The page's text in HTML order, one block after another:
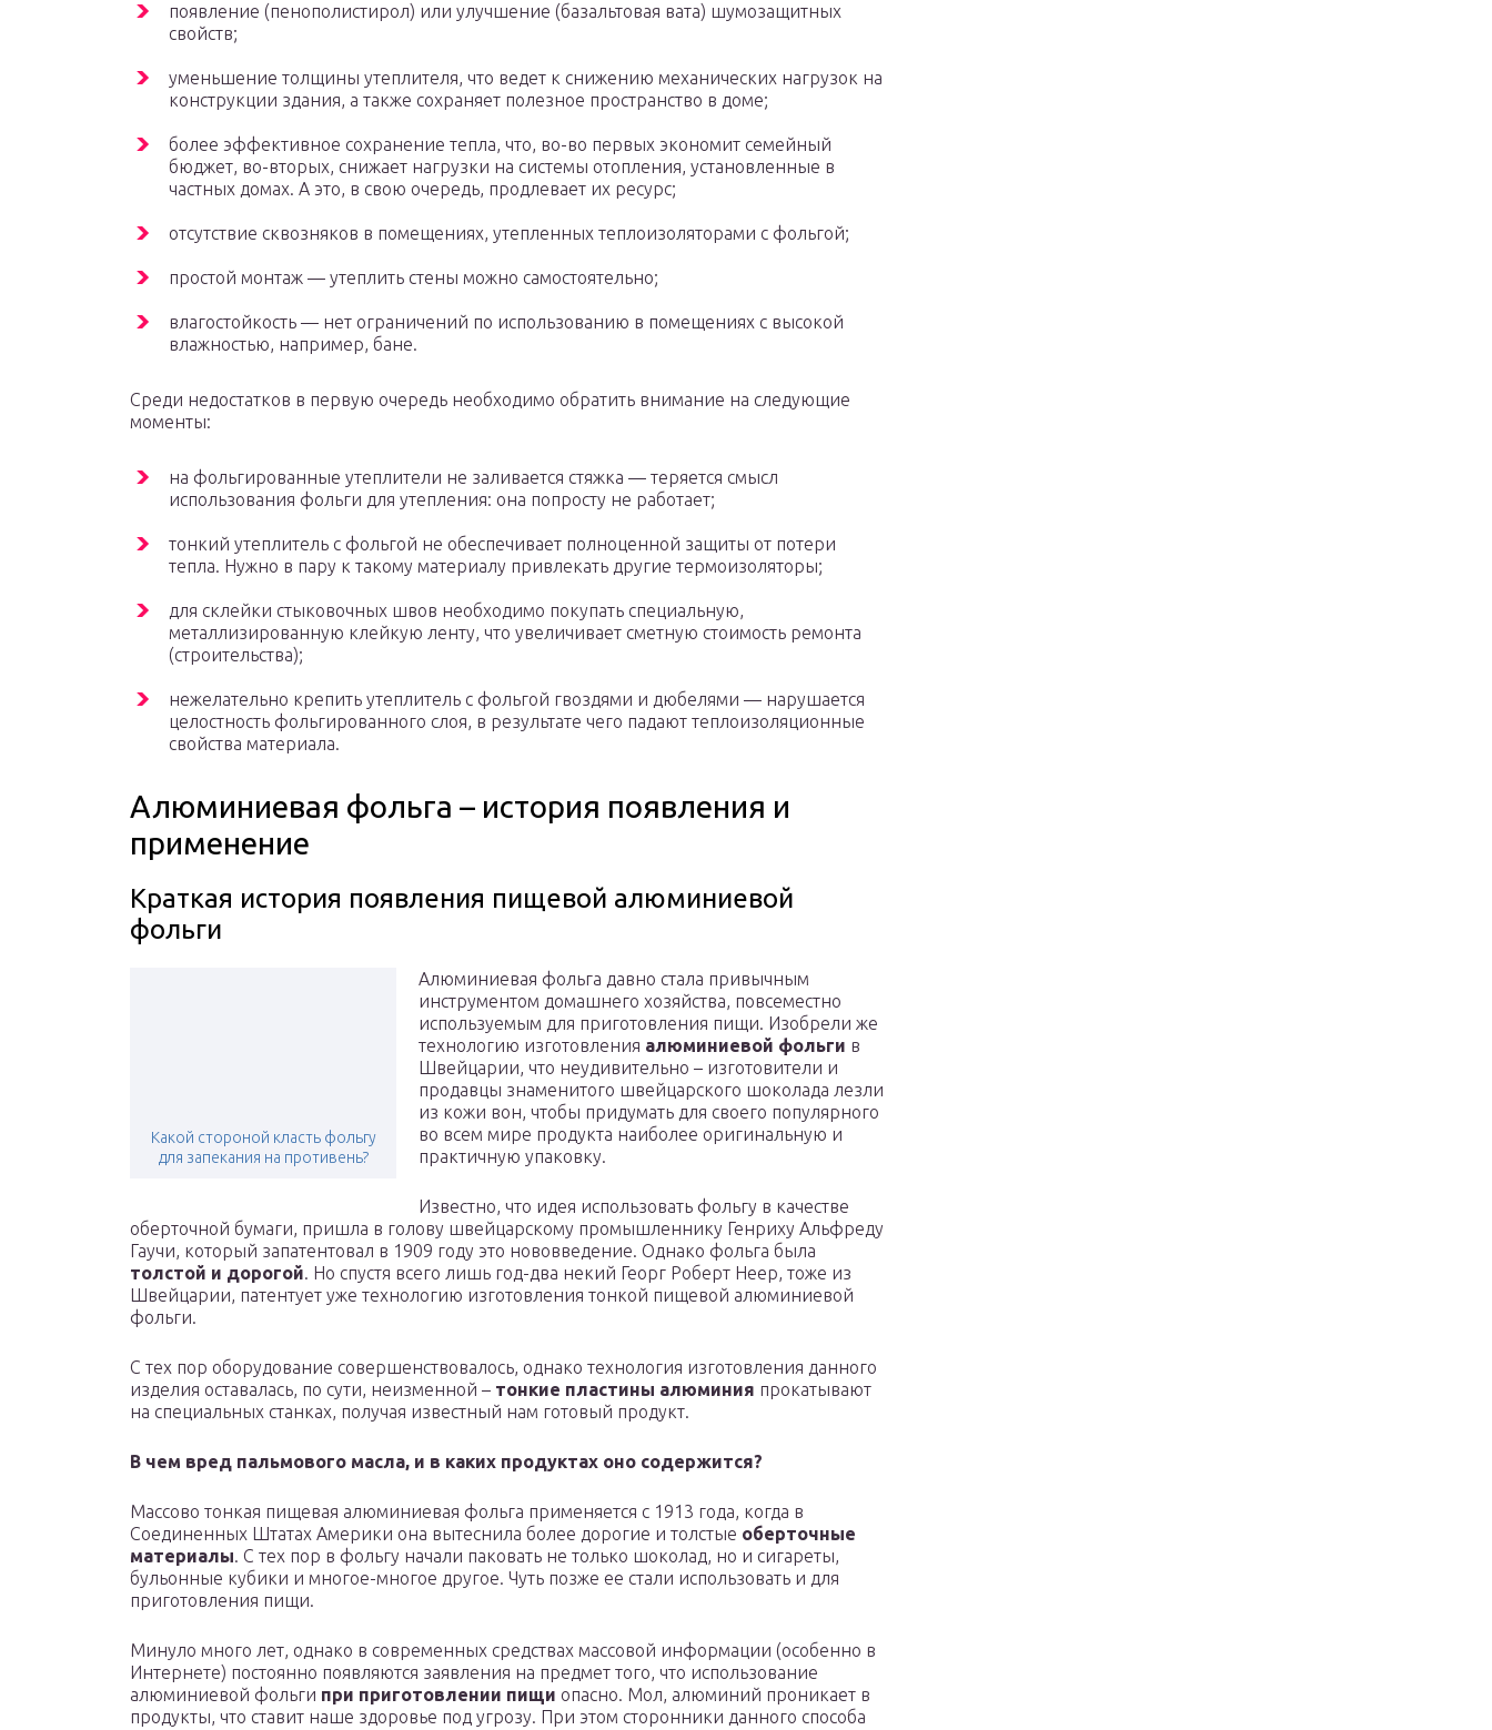
появление (пенополистирол) или улучшение (базальтовая вата) шумозащитных
свойств;
уменьшение толщины утеплителя, что ведет к снижению механических нагрузок на
конструкции здания, а также сохраняет полезное пространство в доме;
более эффективное сохранение тепла, что, во-во первых экономит семейный
бюджет, во-вторых, снижает нагрузки на системы отопления, установленные в
частных домах. А это, в свою очередь, продлевает их ресурс;
отсутствие сквозняков в помещениях, утепленных теплоизоляторами с фольгой;
простой монтаж — утеплить стены можно самостоятельно;
влагостойкость — нет ограничений по использованию в помещениях с высокой
влажностью, например, бане.
Среди недостатков в первую очередь необходимо обратить внимание на следующие
моменты:
на фольгированные утеплители не заливается стяжка — теряется смысл
использования фольги для утепления: она попросту не работает;
тонкий утеплитель с фольгой не обеспечивает полноценной защиты от потери
тепла. Нужно в пару к такому материалу привлекать другие термоизоляторы;
для склейки стыковочных швов необходимо покупать специальную,
металлизированную клейкую ленту, что увеличивает сметную стоимость ремонта
(строительства);
нежелательно крепить утеплитель с фольгой гвоздями и дюбелями — нарушается
целостность фольгированного слоя, в результате чего падают теплоизоляционные
свойства материала.
Алюминиевая фольга – история появления и
применение
Краткая история появления пищевой алюминиевой
фольги
Какой стороной класть фольгу
для запекания на противень?
Алюминиевая фольга давно стала привычным
инструментом домашнего хозяйства, повсеместно
используемым для приготовления пищи. Изобрели же
технологию изготовления алюминиевой фольги в
Швейцарии, что неудивительно – изготовители и
продавцы знаменитого швейцарского шоколада лезли
из кожи вон, чтобы придумать для своего популярного
во всем мире продукта наиболее оригинальную и
практичную упаковку.
Известно, что идея использовать фольгу в качестве
оберточной бумаги, пришла в голову швейцарскому промышленнику Генриху Альфреду
Гаучи, который запатентовал в 1909 году это нововведение. Однако фольга была
толстой и дорогой. Но спустя всего лишь год-два некий Георг Роберт Неер, тоже из
Швейцарии, патентует уже технологию изготовления тонкой пищевой алюминиевой
фольги.
С тех пор оборудование совершенствовалось, однако технология изготовления данного
изделия оставалась, по сути, неизменной – тонкие пластины алюминия прокатывают
на специальных станках, получая известный нам готовый продукт.
В чем вред пальмового масла, и в каких продуктах оно содержится?
Массово тонкая пищевая алюминиевая фольга применяется с 1913 года, когда в
Соединенных Штатах Америки она вытеснила более дорогие и толстые оберточные
материалы. С тех пор в фольгу начали паковать не только шоколад, но и сигареты,
бульонные кубики и многое-многое другое. Чуть позже ее стали использовать и для
приготовления пищи.
Минуло много лет, однако в современных средствах массовой информации (особенно в
Интернете) постоянно появляются заявления на предмет того, что использование
алюминиевой фольги при приготовлении пищи опасно. Мол, алюминий проникает в
продукты, что ставит наше здоровье под угрозу. При этом сторонники данного способа